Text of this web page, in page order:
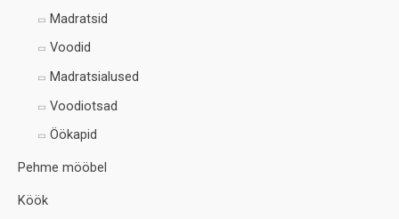
Madratsid
Voodid
Madratsialused
Voodiotsad
Öökapid
Pehme mööbel
Köök